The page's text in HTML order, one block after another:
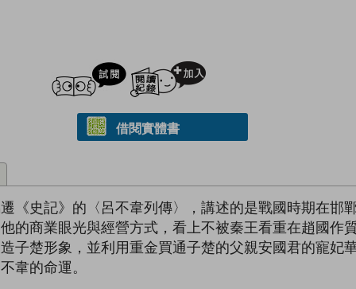
試閲
借閱實體書
《史記》的〈呂不韋列傳〉，講述的是戰國時期在邯
的商業眼光與經營方式，看上不被秦王看重在趙國作
子楚形象，並利用重金買通子楚的父親安國君的寵妃
韋的命運。